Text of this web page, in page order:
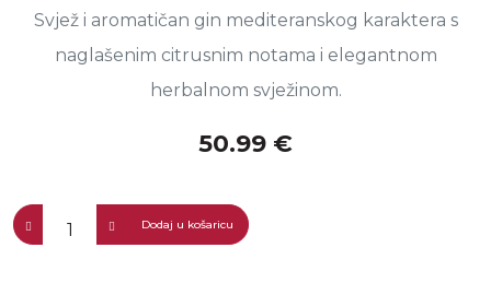
Svjež i aromatičan gin mediteranskog karaktera s
naglašenim citrusnim notama i elegantnom
herbalnom svježinom.
50.99 €
Dodaj u košaricu